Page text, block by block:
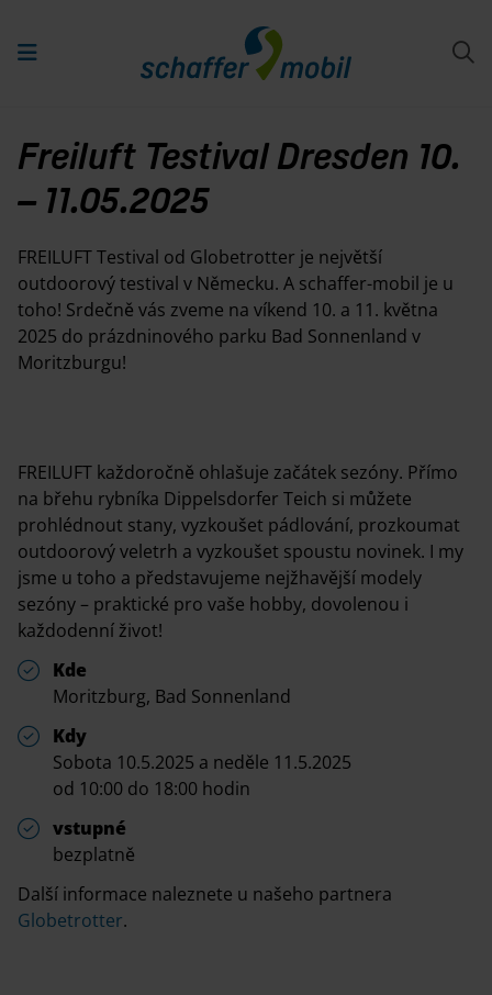
Freiluft Testival Dresden 10.
– 11.05.2025
FREILUFT Testival od Globetrotter je největší
outdoorový testival v Německu. A schaffer-mobil je u
toho! Srdečně vás zveme na víkend 10. a 11. května
2025 do prázdninového parku Bad Sonnenland v
Moritzburgu!
FREILUFT každoročně ohlašuje začátek sezóny. Přímo
na břehu rybníka Dippelsdorfer Teich si můžete
prohlédnout stany, vyzkoušet pádlování, prozkoumat
outdoorový veletrh a vyzkoušet spoustu novinek. I my
jsme u toho a představujeme nejžhavější modely
sezóny – praktické pro vaše hobby, dovolenou i
každodenní život!
Kde
Moritzburg, Bad Sonnenland
Kdy
Sobota 10.5.2025 a neděle 11.5.2025
od 10:00 do 18:00 hodin
vstupné
bezplatně
Další informace naleznete u našeho partnera
Globetrotter.